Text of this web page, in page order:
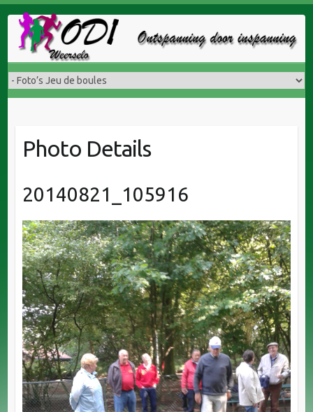
Doorgaan
inhoud
Photo Details
20140821_105916